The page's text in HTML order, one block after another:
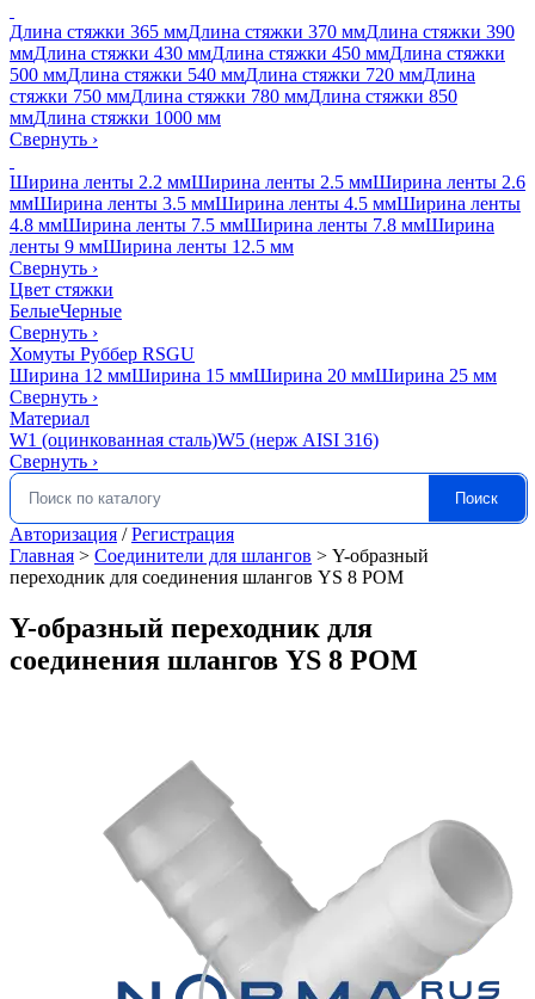
Длина стяжки 365 ммДлина стяжки 370 ммДлина стяжки 390
ммДлина стяжки 430 ммДлина стяжки 450 ммДлина стяжки
500 ммДлина стяжки 540 ммДлина стяжки 720 ммДлина
стяжки 750 ммДлина стяжки 780 ммДлина стяжки 850
ммДлина стяжки 1000 мм
Свернуть ›
Ширина ленты 2.2 ммШирина ленты 2.5 ммШирина ленты 2.6
ммШирина ленты 3.5 ммШирина ленты 4.5 ммШирина ленты
4.8 ммШирина ленты 7.5 ммШирина ленты 7.8 ммШирина
ленты 9 ммШирина ленты 12.5 мм
Свернуть ›
Цвет стяжки
БелыеЧерные
Свернуть ›
Хомуты Руббер RSGU
Ширина 12 ммШирина 15 ммШирина 20 ммШирина 25 мм
Свернуть ›
Материал
W1 (оцинкованная сталь)W5 (нерж AISI 316)
Свернуть ›
Искать: Поиск
Авторизация /Регистрация
Главная > Соединители для шлангов > Y-образный
переходник для соединения шлангов YS 8 POM
Y-образный переходник для
соединения шлангов YS 8 POM